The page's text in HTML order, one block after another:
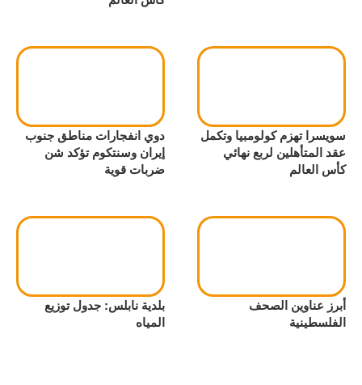
سويسرا تهزم كولومبيا وتكمل
عقد المتأهلين لربع نهائي
كأس العالم
دوي انفجارات مناطق جنوب
إيران وسنتكوم تؤكد شن
ضربات قوية
أبرز عناوين الصحف
الفلسطينية
بلدية نابلس: جدول توزيع
المياه